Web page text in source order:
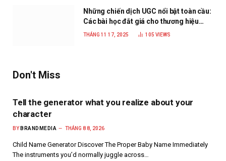
Những chiến dịch UGC nổi bật toàn cầu:
Các bài học đắt giá cho thương hiệu
năm 2025
THÁNG 11 17, 2025 105 VIEWS
Don't Miss
Tell the generator what you realize about your
character
BY BRANDMEDIA THÁNG 8 8, 2026
Child Name Generator Discover The Proper Baby Name Immediately
The instruments you’d normally juggle across…